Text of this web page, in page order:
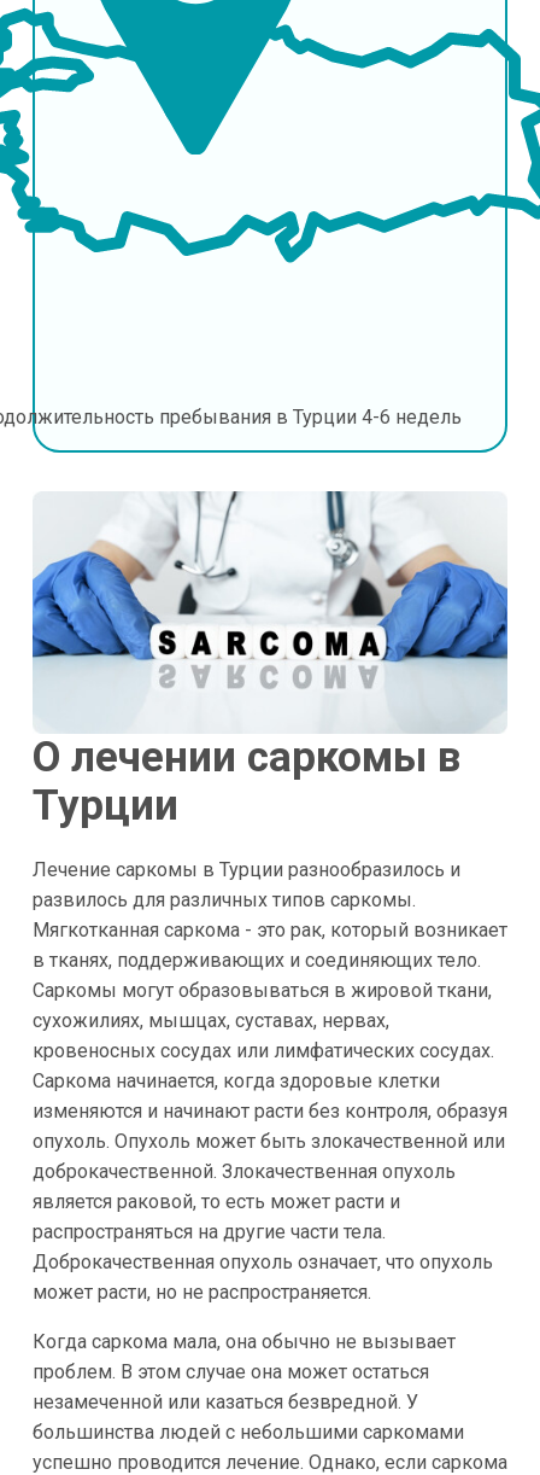
пребывания в Турции 4-6 недель
О лечении саркомы в
Турции
Лечение саркомы в Турции разнообразилось и
развилось для различных типов саркомы.
Мягкотканная саркома - это рак, который возникает
в тканях, поддерживающих и соединяющих тело.
Саркомы могут образовываться в жировой ткани,
сухожилиях, мышцах, суставах, нервах,
кровеносных сосудах или лимфатических сосудах.
Саркома начинается, когда здоровые клетки
изменяются и начинают расти без контроля, образуя
опухоль. Опухоль может быть злокачественной или
доброкачественной. Злокачественная опухоль
является раковой, то есть может расти и
распространяться на другие части тела.
Доброкачественная опухоль означает, что опухоль
может расти, но не распространяется.
Когда саркома мала, она обычно не вызывает
проблем. В этом случае она может остаться
незамеченной или казаться безвредной. У
большинства людей с небольшими саркомами
успешно проводится лечение. Однако, если саркома